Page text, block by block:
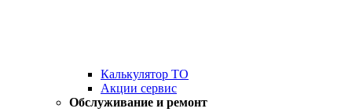
Калькулятор ТО
Акции сервис
Обслуживание и ремонт